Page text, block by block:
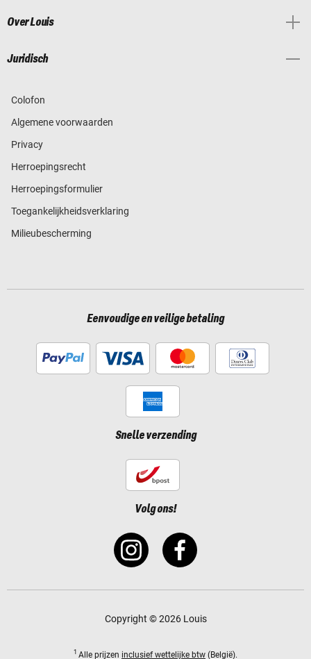
Over Louis
Juridisch
Colofon
Algemene voorwaarden
Privacy
Herroepingsrecht
Herroepingsformulier
Toegankelijkheidsverklaring
Milieubescherming
Eenvoudige en veilige betaling
Snelle verzending
Volg ons!
Copyright © 2026 Louis
1 Alle prijzen inclusief wettelijke btw (België).